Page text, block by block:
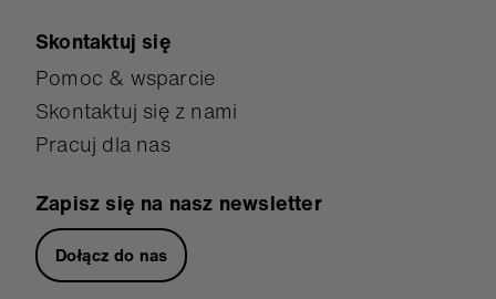
Skontaktuj się
Pomoc & wsparcie
Skontaktuj się z nami
Pracuj dla nas
Zapisz się na nasz newsletter
Dołącz do nas